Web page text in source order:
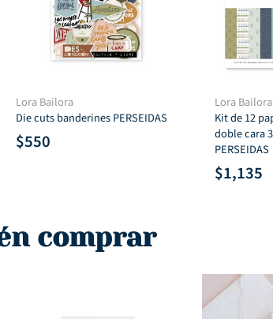
Lora Bailora
Die cuts banderines PERSEIDAS
$550
Lora Bailora
Kit de 12
doble cara
PERSEIDAS
$1,135
comprar